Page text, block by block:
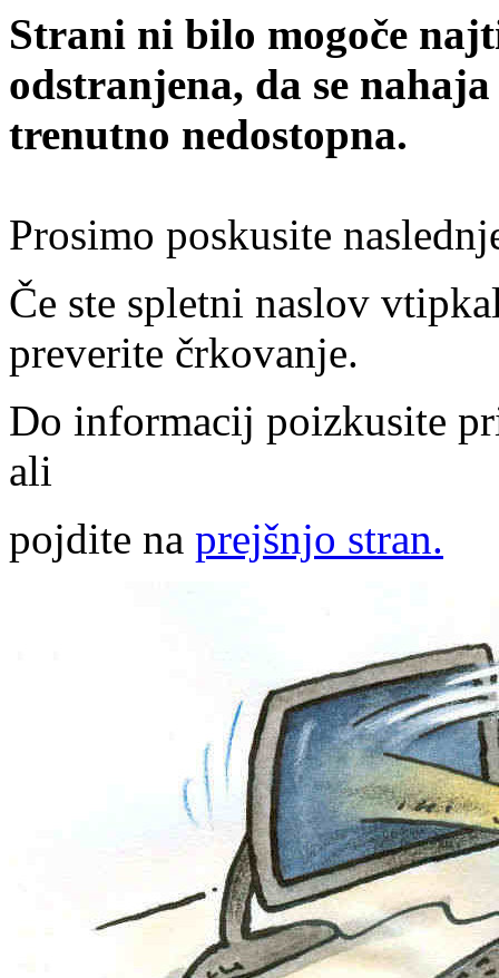
Strani ni bilo mogoče
odstranjena, da se
trenutno nedostopna.
Prosimo poskusite
Če ste spletni naslov
preverite črkovanje.
Do informacij poizkusite
ali
pojdite na prejšnjo stran.